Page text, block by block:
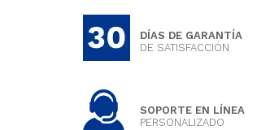
DÍAS DE GARANTÍA
DE SATISFACCIÓN
SOPORTE EN LÍNEA
PERSONALIZADO